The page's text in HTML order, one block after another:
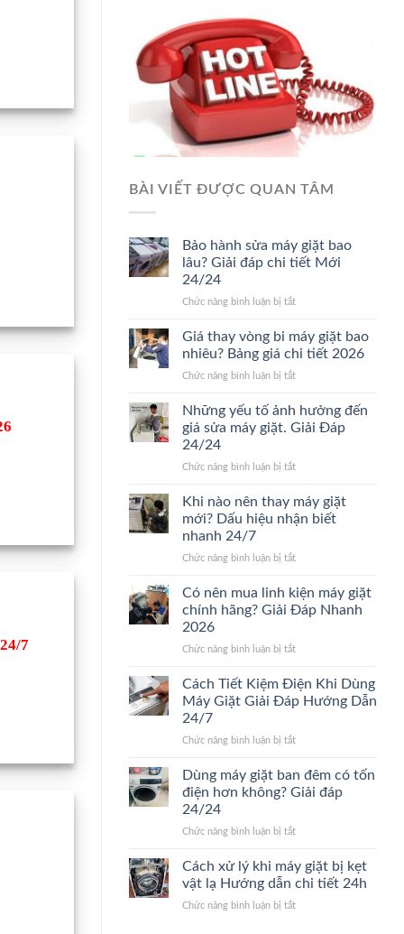
7
BÀI VIẾT ĐƯỢC QUAN TÂM
Bảo hành sửa máy giặt bao
lâu? Giải đáp chi tiết Mới
24/24
Chức năng bình luận bị tắtở
hành
sửa
giặt
lâu?
Giải
tiết
24/24
Giá thay vòng bi máy giặt bao
nhiêu? Bảng giá chi tiết 2026
Chức năng bình luận bị tắtở
thay
vòng
giặt
nhiêu?
Bảng
giá
tiết
Những yếu tố ảnh hưởng đến
giá sửa máy giặt. Giải Đáp
24/24
Chức năng bình luận bị tắtở
yếu
tố
ảnh
đến
sửa
máy
giặt.
Đáp
Khi nào nên thay máy giặt
mới? Dấu hiệu nhận biết
nhanh 24/7
Chức năng bình luận bị tắtở
nào
nên
thay
giặt
Dấu
hiệu
nhanh
Có nên mua linh kiện máy giặt
chính hãng? Giải Đáp Nhanh
2026
Chức năng bình luận bị tắtở
nên
mua
máy
chính
hãng?
Nhanh
Cách Tiết Kiệm Điện Khi Dùng
Máy Giặt Giải Đáp Hướng Dẫn
24/7
Chức năng bình luận bị tắtở
Tiết
Kiệm
Dùng
Giặt
Giải
Hướng
Dùng máy giặt ban đêm có tốn
điện hơn không? Giải đáp
24/24
Chức năng bình luận bị tắtở
giặt
đêm
Cách xử lý khi máy giặt bị kẹt
vật lạ Hướng dẫn chi tiết 24h
Chức năng bình luận bị tắtở